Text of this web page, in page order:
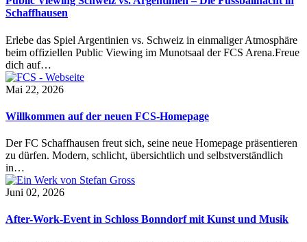
Schaffhausen
Erlebe das Spiel Argentinien vs. Schweiz in einmaliger Atmosphäre
beim offiziellen Public Viewing im Munotsaal der FCS Arena.Freue
dich auf…
Mai 22, 2026
Willkommen auf der neuen FCS-Homepage
Der FC Schaffhausen freut sich, seine neue Homepage präsentieren
zu dürfen. Modern, schlicht, übersichtlich und selbstverständlich
in…
Juni 02, 2026
After-Work-Event in Schloss Bonndorf mit Kunst und Musik